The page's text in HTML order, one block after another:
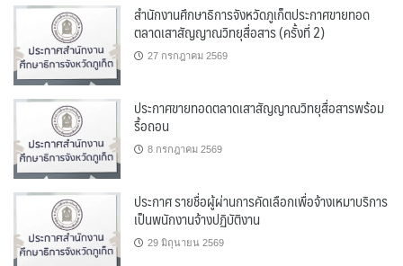
สำนักงานศึกษาธิการจังหวัดภูเก็ตประกาศขายทอด
ตลาดเสาสัญญาณวิทยุสื่อสาร (ครั้งที่ 2)
27 กรกฎาคม 2569
ประกาศขายทอดตลาดเสาสัญญาณวิทยุสื่อสารพร้อม
รื้อถอน
8 กรกฎาคม 2569
ประกาศ รายชื่อผู้ผ่านการคัดเลือกเพื่อจ้างเหมาบริการ
เป็นพนักงานจ้างปฏิบัติงาน
29 มิถุนายน 2569